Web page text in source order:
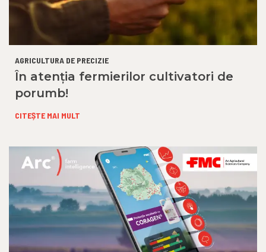
AGRICULTURA DE PRECIZIE
În atenția fermierilor cultivatori de
porumb!
CITEȘTE MAI MULT